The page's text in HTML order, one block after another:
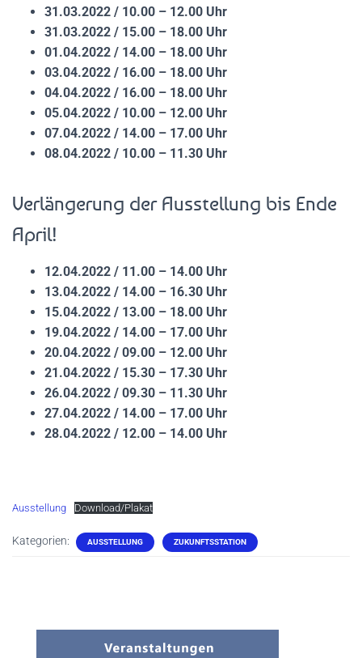
31.03.2022 / 10.00 – 12.00 Uhr
31.03.2022 / 15.00 – 18.00 Uhr
01.04.2022 / 14.00 – 18.00 Uhr
03.04.2022 / 16.00 – 18.00 Uhr
04.04.2022 / 16.00 – 18.00 Uhr
05.04.2022 / 10.00 – 12.00 Uhr
07.04.2022 / 14.00 – 17.00 Uhr
08.04.2022 / 10.00 – 11.30 Uhr
Verlängerung der Ausstellung bis Ende
April!
12.04.2022 / 11.00 – 14.00 Uhr
13.04.2022 / 14.00 – 16.30 Uhr
15.04.2022 / 13.00 – 18.00 Uhr
19.04.2022 / 14.00 – 17.00 Uhr
20.04.2022 / 09.00 – 12.00 Uhr
21.04.2022 / 15.30 – 17.30 Uhr
26.04.2022 / 09.30 – 11.30 Uhr
27.04.2022 / 14.00 – 17.00 Uhr
28.04.2022 / 12.00 – 14.00 Uhr
Ausstellung Download/Plakat
Kategorien: AUSSTELLUNG ZUKUNFTSSTATION